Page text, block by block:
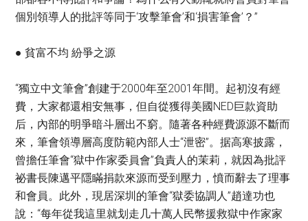
個別領導人的批評等同于‘攻擊筆會’和‘損害筆會’？”
● 貧富不均 紛爭之源
“獨立中文筆會”創建于2000年至2001年間。起初沒有經
費，大家都還相安無事，但自從獲得美國NED巨款資助
后，內部的明爭暗斗層出不窮。隨著各种經費源源不斷而
來，筆會領導層高度防範內部人士“泄密”。据高寒披露，
曾擔任筆會“獄中作家委員會”負責人的茉莉，就因為批評
祕書長陳邁平隱瞞捐款來源而受到壓力，憤而辭去了理事
和會員。此外，現居深圳的筆會“獄委協調人”趙達功也
說：“每年從我這里就划走几十萬人民幣援救獄中作家家